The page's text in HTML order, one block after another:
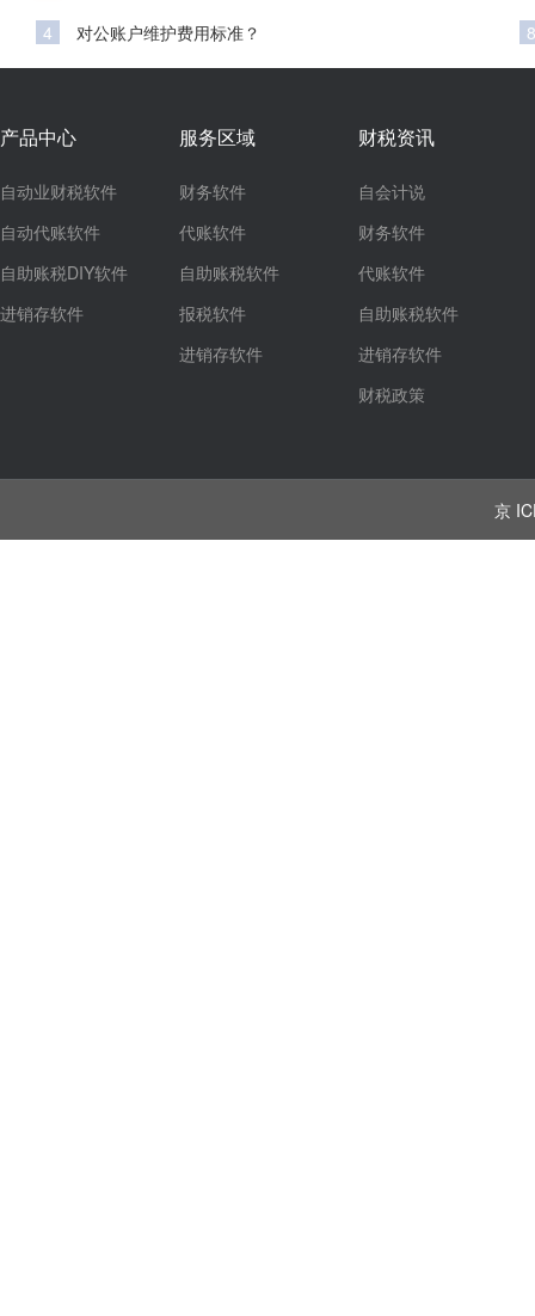
4 对公账户维护费用标准？ 8
产品中心
自动业财税软件
自动代账软件
自助账税DIY软件
进销存软件
服务区域
财务软件
代账软件
自助账税软件
报税软件
进销存软件
财税资讯
自会计说
财务软件
代账软件
自助账税软件
进销存软件
财税政策
京